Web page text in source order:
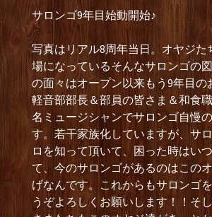
サロンゴ9年目始動開始♪
写真はリアル8周年当日。オヤジた
場になっているそんなサロンゴの
の面々はオープン以来もう9年目の
軽音部部長＆部員の皆さま＆和食
名ミュージシャンでサロンゴ自慢
す。若干家族化していますが、サ
ロを知って頂いて、困った時はい
て、今のサロンゴがあるのはこの
げなんです。これからもサロンゴ
うぞよろしくお願いします！！そ